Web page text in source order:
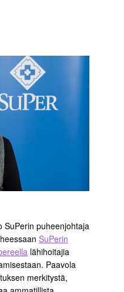
SuPerin puheenjohtaja
SuPerin
lähihoitajia
Paavola
merkitystä,